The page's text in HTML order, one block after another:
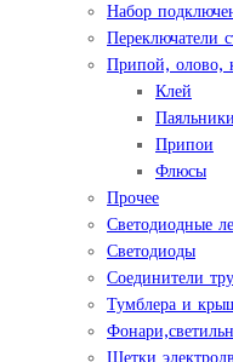
Набор
Переключатели
Припой, олово,
Клей
Паяльники
Припои
Флюсы
Прочее
Светодиодные
Светодиоды
Соединители
Тумблера и
Щетки